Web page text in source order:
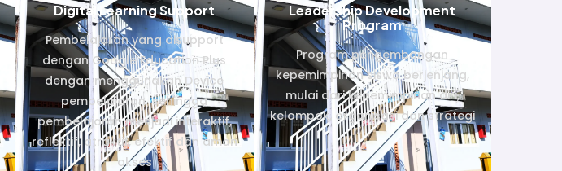
Digital Learning Support
Pembelajaran yang disupport
dengan Google Education Plus
dengan menggunakan Device
pembelajaran sehingga
pembelajaran menjadi interaktif,
reflektif, atraktif, efektif dan aman
akses
Leadership Development
Program
Program pengembangan
kepemimpinan siswa berjenjang,
mulai dari kepemimpinan diri,
kelompok, organisasi dan strategi